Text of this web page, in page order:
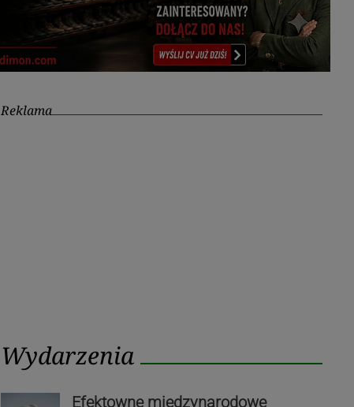
Reklama
Wydarzenia
Efektowne międzynarodowe